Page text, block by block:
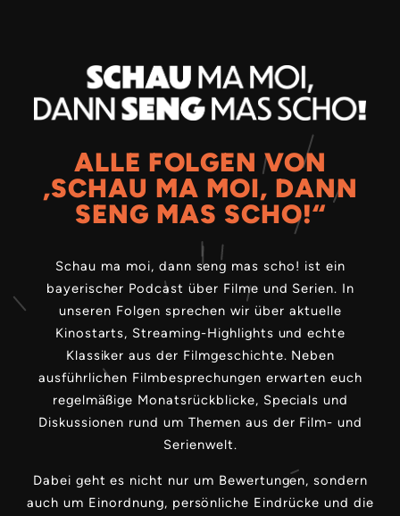
ALLE FOLGEN VON
„SCHAU MA MOI, DANN
SENG MAS SCHO!“
Schau ma moi, dann seng mas scho! ist ein
bayerischer Podcast über Filme und Serien. In
unseren Folgen sprechen wir über aktuelle
Kinostarts, Streaming-Highlights und echte
Klassiker aus der Filmgeschichte. Neben
ausführlichen Filmbesprechungen erwarten euch
regelmäßige Monatsrückblicke, Specials und
Diskussionen rund um Themen aus der Film- und
Serienwelt.
Dabei geht es nicht nur um Bewertungen, sondern
auch um Einordnung, persönliche Eindrücke und die